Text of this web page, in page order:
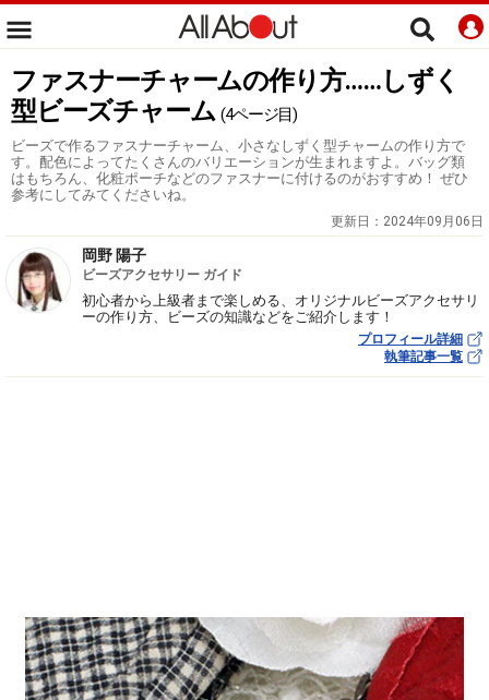
ファスナーチャームの作り方……しずく
型ビーズチャーム (4ページ目)
ビーズで作るファスナーチャーム、小さなしずく型チャームの作り方で
す。配色によってたくさんのバリエーションが生まれますよ。バッグ類
はもちろん、化粧ポーチなどのファスナーに付けるのがおすすめ！ ぜひ
参考にしてみてくださいね。
更新日： 2024年09月06日
岡野 陽子
ビーズアクセサリー ガイド
初心者から上級者まで楽しめる、オリジナルビーズアクセサリ
ーの作り方、ビーズの知識などをご紹介します！
プロフィール詳細
執筆記事一覧